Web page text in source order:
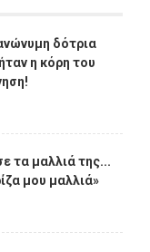
δότρια
η κόρη του
τα μαλλιά της...
μου μαλλιά»